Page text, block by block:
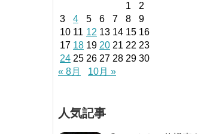
1
2
3
4 5 6 7 8
9
10 11 12 13 14 15 16
17 18 19 20 21 22 23
24 25 26 27 28 29 30
« 8月
10月 »
人気記事